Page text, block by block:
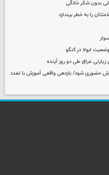
بدون شکر خانگی
ابولا در کنگو
عراق طی دو روز آینده
حضوری شود/ بازدهی واقعی آموزش با تعدد